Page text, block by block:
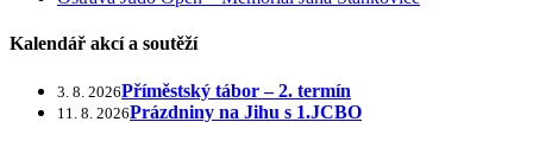
Kalendář akcí a soutěží
3. 8. 2026Příměstský tábor – 2. termín
11. 8. 2026Prázdniny na Jihu s 1.JCBO